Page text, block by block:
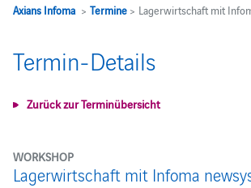
Axians Infoma> Termine> Lagerwirtschaft mit
Termin-Details
Zurück zur Terminübersicht
WORKSHOP
Lagerwirtschaft mit Infoma